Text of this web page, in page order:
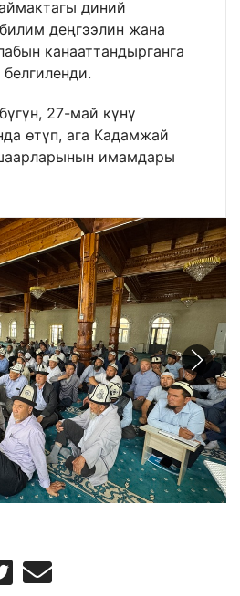
диний
деңгээлин жана
канааттандырганга
27-май күнү
өтүп, ага Кадамжай
имамдары